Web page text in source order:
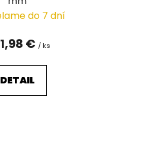
do 7 dní
1,98 € / ks
DETAIL